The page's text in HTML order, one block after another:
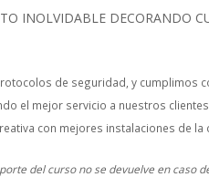
INOLVIDABLE DECORANDO
de seguridad, y cumplimos
el mejor servicio a nuestros
con mejores instalaciones de la
del curso no se devuelve en caso